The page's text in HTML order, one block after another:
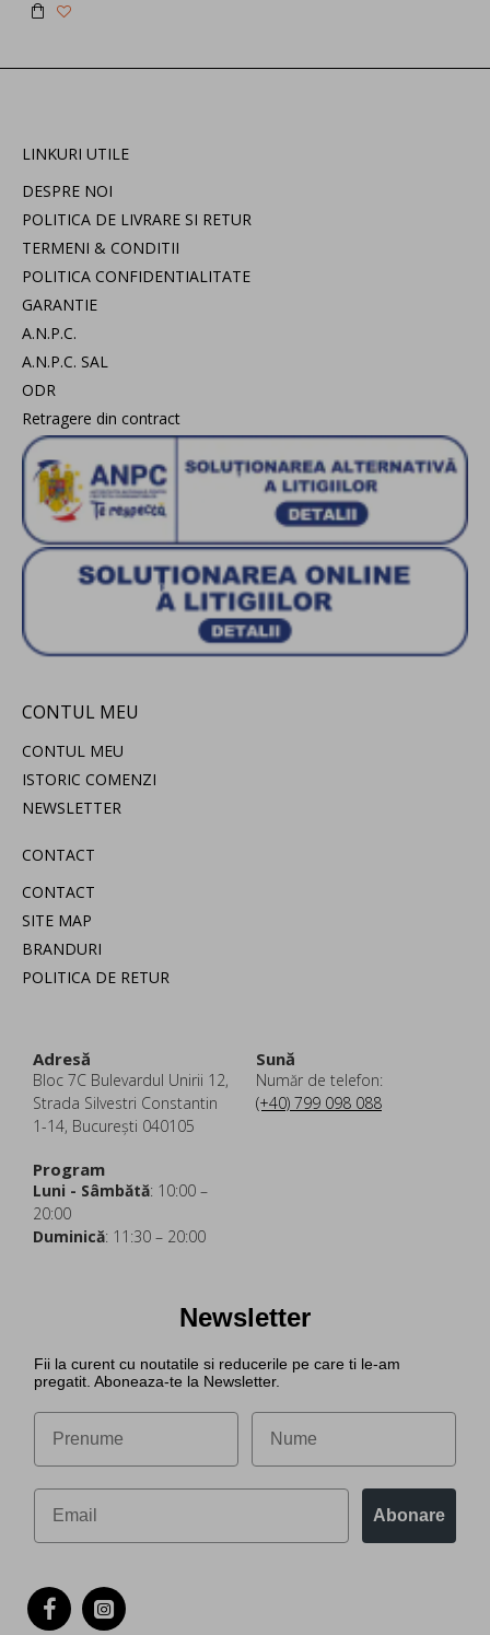
LINKURI UTILE
DESPRE NOI
POLITICA DE LIVRARE SI RETUR
TERMENI & CONDITII
POLITICA CONFIDENTIALITATE
GARANTIE
A.N.P.C.
A.N.P.C. SAL
ODR
Retragere din contract
CONTUL MEU
CONTUL MEU
ISTORIC COMENZI
NEWSLETTER
CONTACT
CONTACT
SITE MAP
BRANDURI
POLITICA DE RETUR
Adresă
Bloc 7C Bulevardul Unirii 12,
Strada Silvestri Constantin
1-14, București 040105
Sună
Număr de telefon:
(+40) 799 098 088
Program
Luni - Sâmbătă: 10:00 –
20:00
Duminică: 11:30 – 20:00
Newsletter
Fii la curent cu noutatile si reducerile pe care ti le-am
pregatit. Aboneaza-te la Newsletter.
Abonare